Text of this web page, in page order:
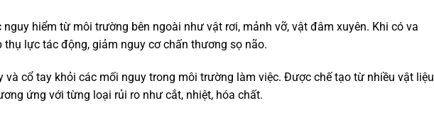
nguy hiểm từ môi trường bên ngoài như vật rơi, mảnh vỡ, vật đâm xuyên. Khi có va
thụ lực tác động, giảm nguy cơ chấn thương sọ não.
và cổ tay khỏi các mối nguy trong môi trường làm việc. Được chế tạo từ nhiều vật liệu
ứng với từng loại rủi ro như cắt, nhiệt, hóa chất.